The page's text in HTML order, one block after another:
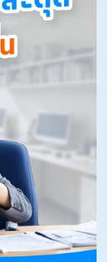
งก์ชัน